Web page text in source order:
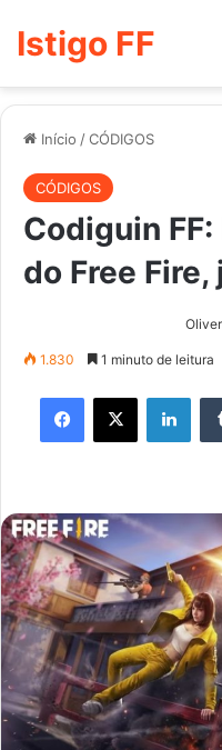
Istigo FF
Início /CÓDIGOS
CÓDIGOS
Codiguin
do Free
Oliver
1.830 1 minuto de leitura
Facebook
X